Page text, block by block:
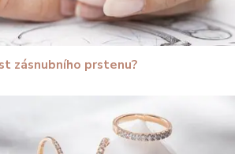
zásnubního prstenu?